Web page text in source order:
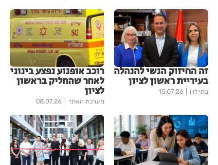
זה החיזוק הנשי להנהלה
בעיריית ראשון לציון
בתי לוין 15.07.26
רוכב אופנוע נפצע בינוני
לאחר שהחליק בראשון
לציון
מערכת האתר 08.07.26